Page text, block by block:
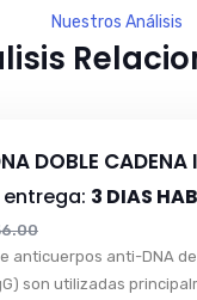
Nuestros Análisis
DOBLE CADENA
3 DIAS
anticuerpos anti-DNA
son utilizadas